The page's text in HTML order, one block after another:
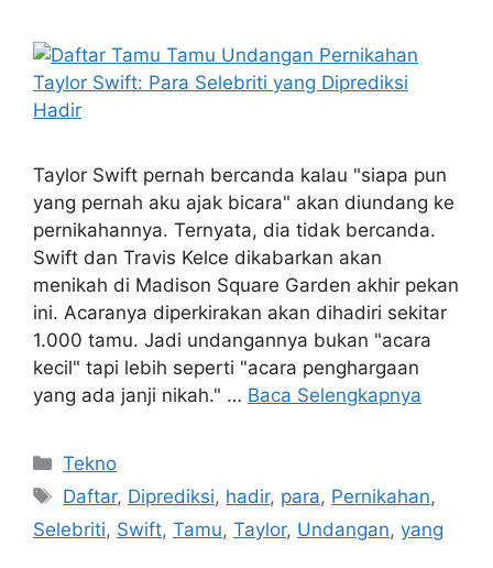
Taylor Swift pernah bercanda kalau "siapa pun
yang pernah aku ajak bicara" akan diundang ke
pernikahannya. Ternyata, dia tidak bercanda.
Swift dan Travis Kelce dikabarkan akan
menikah di Madison Square Garden akhir pekan
ini. Acaranya diperkirakan akan dihadiri sekitar
1.000 tamu. Jadi undangannya bukan "acara
kecil" tapi lebih seperti "acara penghargaan
yang ada janji nikah." … Baca Selengkapnya
Kategori
Tekno
Tag
Daftar, Diprediksi, hadir, para, Pernikahan,
Selebriti, Swift, Tamu, Taylor, Undangan, yang